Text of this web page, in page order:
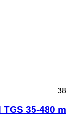
38
TGS 35-480 m